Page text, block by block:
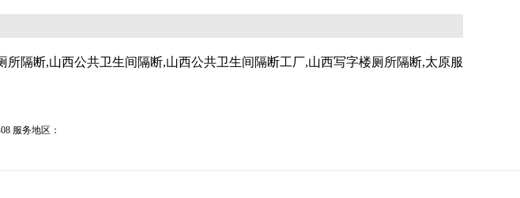
隔断,山西公共卫生间隔断,山西公共卫生间隔断工厂,山西写字楼厕所隔断,太原服
服务地区：